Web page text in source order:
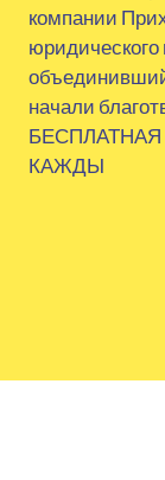
компании
юридического
начали
КАЖДЫ